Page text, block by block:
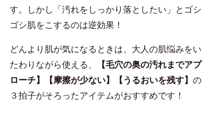
す。しかし「汚れをしっかり落としたい」とゴシ
ゴシ肌をこするのは逆効果！
どんより肌が気になるときは、大人の肌悩みをい
たわりながら使える、
【毛穴の奥の汚れまでアプ
ローチ】【摩擦が少ない】【うるおいを残す】 の
３拍子がそろったアイテムがおすすめです！